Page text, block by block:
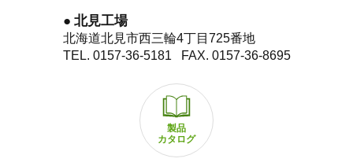
ヤンマーならDPF再生で作業を止めない！
コンベアの速度と左右角度が自由に変えられるた
め、自分のペースで選別で、斜め傾斜地では、た
まねぎの片寄りを調節できます。
選別者側でもストップ可能。
走行停止ペダル・停止ボタン
後方にある「走行停止ペダル」を踏めば、走行部をス
北見工場
北海道北見市西三輪4丁目725番地
TEL. 0157-36-5181
FAX. 0157-36-8695
製品
カタログ